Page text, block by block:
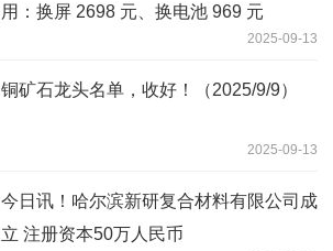
用：换屏 2698 元、换电池 969 元
2025-09-13
铜矿石龙头名单，收好！（2025/9/9）
2025-09-13
今日讯！哈尔滨新研复合材料有限公司成
立 注册资本50万人民币